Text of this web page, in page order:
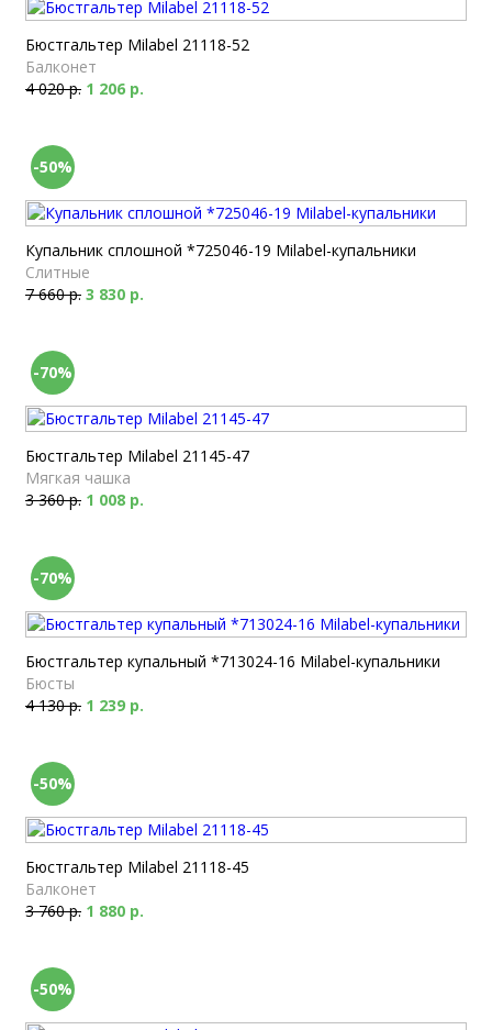
Бюстгальтер Milabel 21118-52
Балконет
4 020 р. 1 206 р.
-50%
Купальник сплошной *725046-19 Milabel-купальники
Слитные
7 660 р. 3 830 р.
-70%
Бюстгальтер Milabel 21145-47
Мягкая чашка
3 360 р. 1 008 р.
-70%
Бюстгальтер купальный *713024-16 Milabel-купальники
Бюсты
4 130 р. 1 239 р.
-50%
Бюстгальтер Milabel 21118-45
Балконет
3 760 р. 1 880 р.
-50%